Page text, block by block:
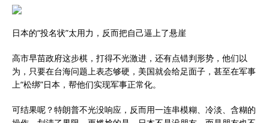
日本的“投名状”太用力，反而把自己逼上了悬崖
高市早苗政府这步棋，打得不光激进，还有点错判形势，他们以
为，只要在台海问题上表态够硬，美国就会给足面子，甚至在军事
上“松绑”日本，帮他们实现军事正常化。
可结果呢？特朗普不光没响应，反而用一连串模糊、冷淡、含糊的